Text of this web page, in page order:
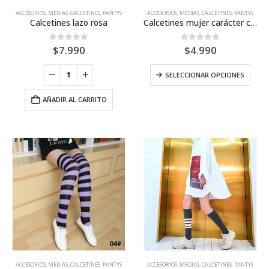
producto
ACCESORIOS, MEDIAS, CALCETINES, PANTYS
Calcetines lazo rosa
out of 5
$7.990
AÑADIR AL CARRITO
producto
tiene
múltiples
variantes.
Las
opciones
se
la
página
de
producto
ACCESORIOS, MEDIAS, CALCETINES, PANTYS
Calcetines mujer carácter chino
out of 5
$4.990
SELECCIONAR OPCIONES
se
en
la
de
ACCESORIOS MEDIAS, CALCETINES, PANTYS ACCESORIOS MEDIAS, CALCETINES, PANTYS